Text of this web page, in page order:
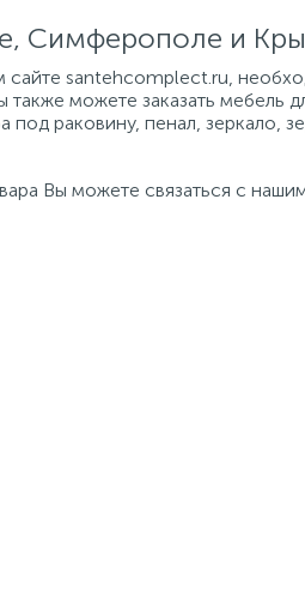
Симферополе и
сайте santehcomplect.ru,
можете заказать мебель
под раковину, пенал, зеркало,
Вы можете связаться с